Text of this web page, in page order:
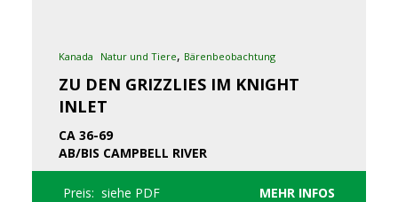
Kanada Natur und Tiere, Bärenbeobachtung
ZU DEN GRIZZLIES IM KNIGHT
INLET
CA 36-69
AB/BIS CAMPBELL RIVER
Preis: siehe PDF MEHR INFOS